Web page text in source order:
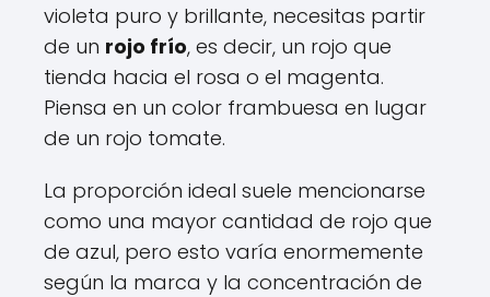
violeta puro y brillante, necesitas partir
de un rojo frío, es decir, un rojo que
tienda hacia el rosa o el magenta.
Piensa en un color frambuesa en lugar
de un rojo tomate.
La proporción ideal suele mencionarse
como una mayor cantidad de rojo que
de azul, pero esto varía enormemente
según la marca y la concentración de